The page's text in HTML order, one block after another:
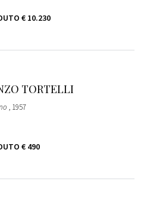
€ 10.230
TORTELLI
, 1957
€ 490